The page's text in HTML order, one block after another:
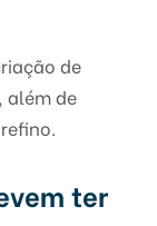
de
além de
ter